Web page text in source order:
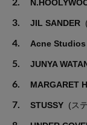
2.
3. JIL SANDER
4. Acne Studios
5. JUNYA
6. MARGARET
7. STUSSY (ス